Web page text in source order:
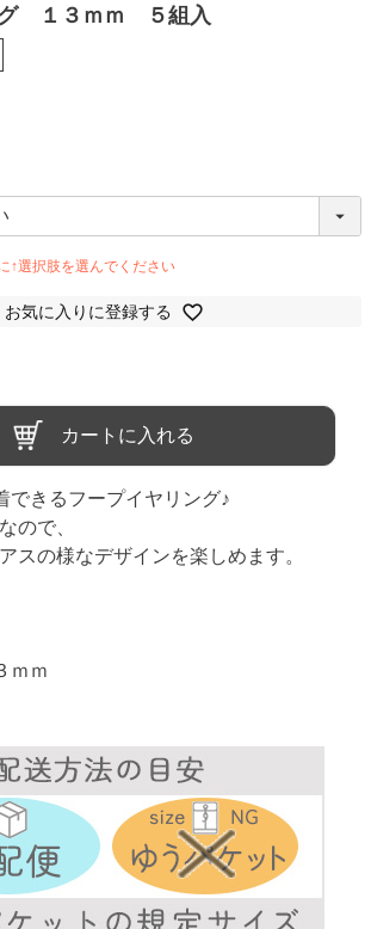
グ １３ｍｍ ５組入
お気に入りに登録する
カートに入れる
できるフープイヤリング♪
ので、
スの様なデザインを楽しめます。
ｍｍ